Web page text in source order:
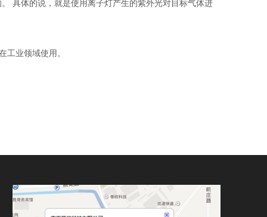
具体的说，就是使用离子灯产生的紫外光对目标气体进
工业领域使用。